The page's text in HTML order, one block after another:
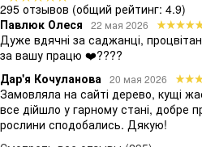
295 отзывов (общий рейтинг: 4.9)
Павлюк Олеся
22 мая 2026
Дуже вдячні за саджанці,
за вашу працю ❤️????
Дар'я Кочуланова 20 мая 2026
Замовляла на сайті дерево, кущі
все дійшло у гарному стані, добре
рослини сподобались. Дякую!